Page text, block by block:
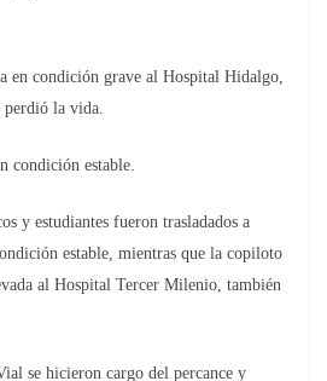
en condición grave al Hospital Hidalgo,
perdió la vida.
condición estable.
y estudiantes fueron trasladados a
estable, mientras que la copiloto
al Hospital Tercer Milenio, también
se hicieron cargo del percance y